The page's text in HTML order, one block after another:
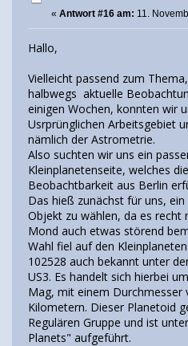
« Antwort #16 am: 11.
Hallo,
Vielleicht passend zum
halbwegs aktuelle
einigen Wochen, konnten wir
Usrprünglichen Arbeitsgebiet
nämlich der Astrometrie.
Also suchten wir uns ein
Kleinplanetenseite, welches
Beobachtbarkeit aus Berlin
Das hieß zunächst für uns,
Objekt zu wählen, da es recht
Mond auch etwas störend
Wahl fiel auf den
102528 auch bekannt unter
US3. Es handelt sich hierbei
Mag, mit einem Durchmesser
Kilometern. Dieser Planetoid
Regulären Gruppe und ist
Planets" aufgeführt.